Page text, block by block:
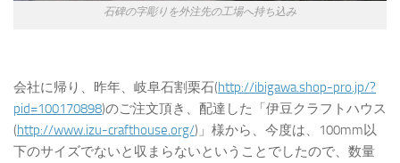
石碑の字彫りを外注先の工場へ持ち込み
会社に帰り、昨年、岐阜石割栗石(http://ibigawa.shop-pro.jp/?
pid=100170898)のご注文頂き、配達した「伊豆クラフトハウス
(http://www.izu-crafthouse.org/)」様から、今度は、100mm以
下のサイズでないと収まらないということでしたので、数量